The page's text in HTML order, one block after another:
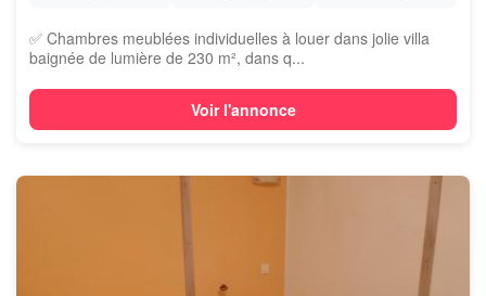
✅ Chambres meublées individuelles à louer dans jolie villa
baignée de lumière de 230 m², dans q...
Voir l'annonce